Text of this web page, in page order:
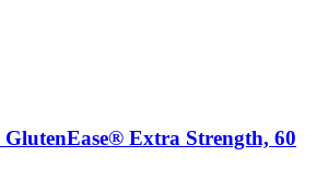
GlutenEase® Extra Strength, 60